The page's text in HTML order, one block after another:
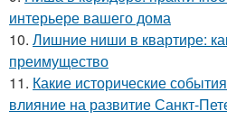
интерьере вашего дома
10. Лишние ниши в квартире:
преимущество
11. Какие исторические
влияние на развитие Санкт-